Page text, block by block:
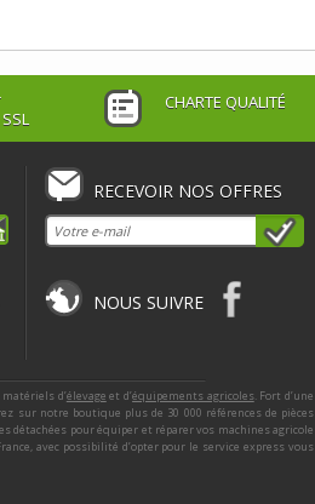
CHARTE QUALITÉ
RECEVOIR NOS OFFRES
NOUS SUIVRE
d’élevage et d’équipements agricoles. Fort d’une
sur notre boutique plus de 30 000 références de pièces
détachées pour équiper et réparer vos machines agricole
avec possibilité d’opter pour le service express vous